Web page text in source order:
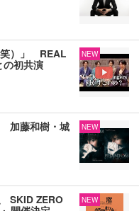
笑）」 REAL
初共演
NEW
加藤和樹・城
NEW
SKID ZERO
NEW